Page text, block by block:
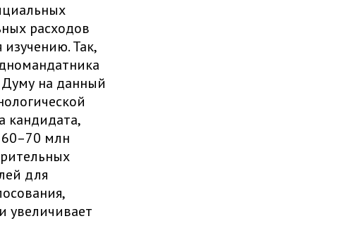
расходов
Так,
Думу на данный
кандидата,
60–70 млн
для
увеличивает